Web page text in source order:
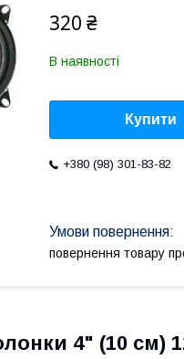
320 ₴
В наявності
Купити
+380 (98) 301-83-82
повернення товару
4" (10 см)